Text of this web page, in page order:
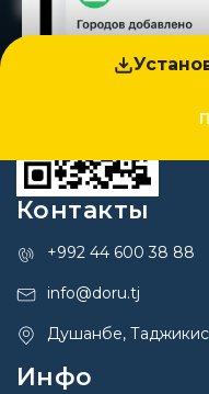
Контакты
+992 44 600 38 88
info@doru.tj
Душанбе,
Инфо